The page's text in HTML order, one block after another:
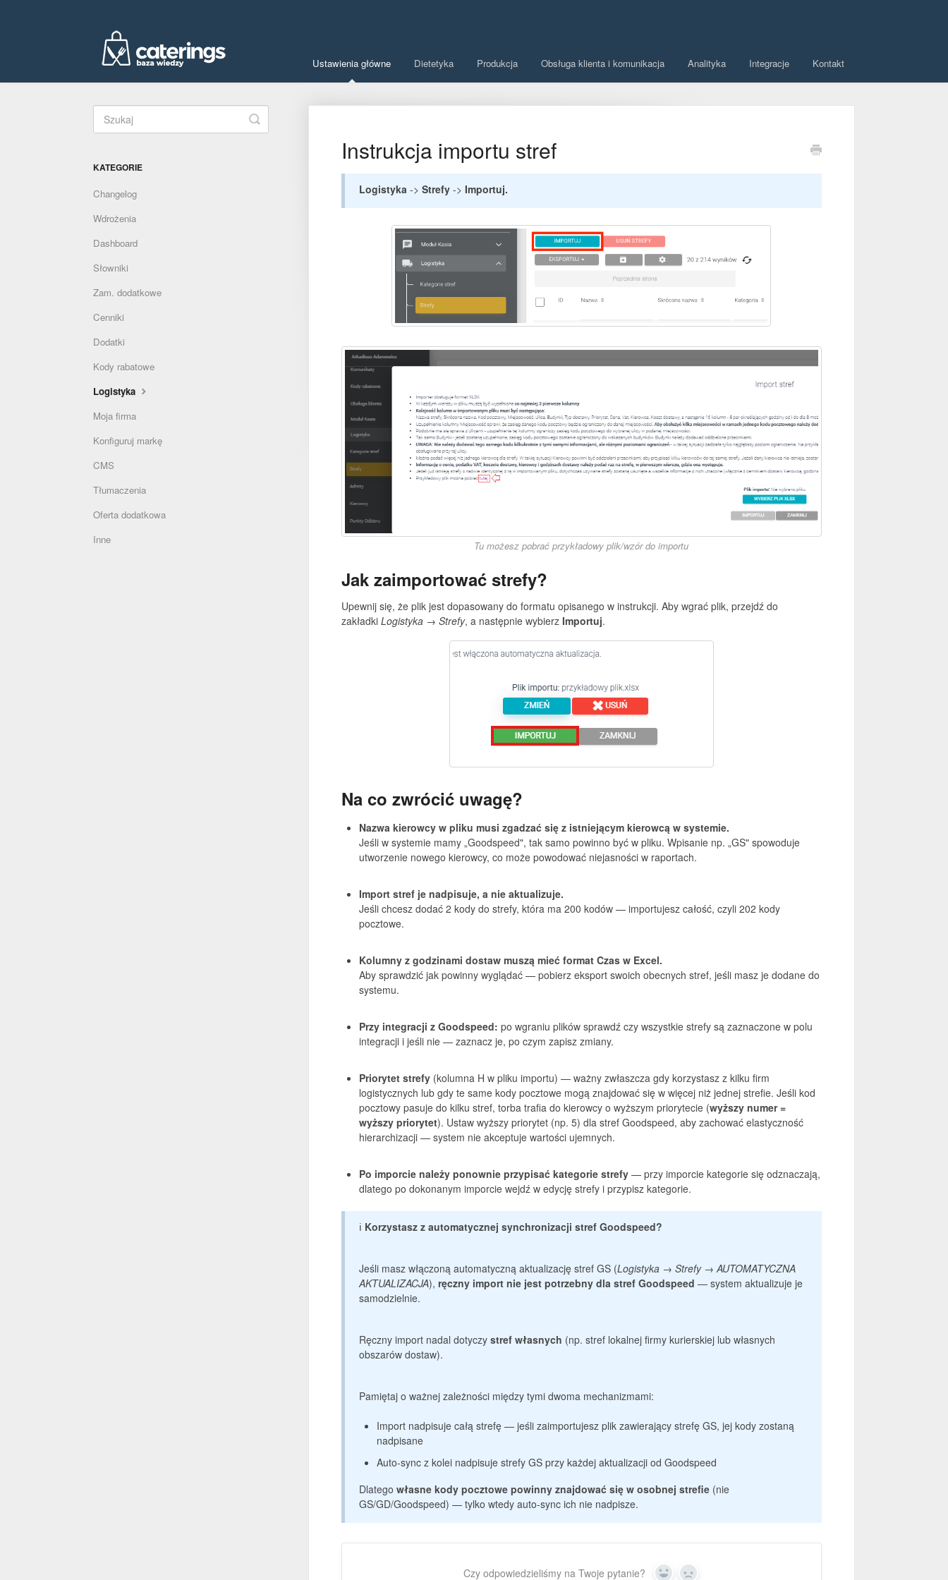
Ustawienia główne Dietetyka Produkcja Obsługa klienta i komunikacja Analityka Integracje Kontakt
Instrukcja importu stref
Logistyka-> Strefy -> Importuj.
Tu możesz pobrać przykładowy plik/wzór do importu
Jak zaimportować strefy?
Upewnij się, że plik jest dopasowany do formatu opisanego w instrukcji. Aby wgrać plik, przejdź do
zakładki Logistyka → Strefy, a następnie wybierz Importuj.
Na co zwrócić uwagę?
Nazwa kierowcy w pliku musi zgadzać się z istniejącym kierowcą w systemie.
Jeśli w systemie mamy „Goodspeed", tak samo powinno być w pliku. Wpisanie np. „GS" spowoduje
utworzenie nowego kierowcy, co może powodować niejasności w raportach.
Import stref je nadpisuje, a nie aktualizuje.
Jeśli chcesz dodać 2 kody do strefy, która ma 200 kodów — importujesz całość, czyli 202 kody
pocztowe.
Kolumny z godzinami dostaw muszą mieć format Czas w Excel.
Aby sprawdzić jak powinny wyglądać — pobierz eksport swoich obecnych stref, jeśli masz je dodane do
systemu.
Przy integracji z Goodspeed: po wgraniu plików sprawdź czy wszystkie strefy są zaznaczone w polu
integracji i jeśli nie — zaznacz je, po czym zapisz zmiany.
Priorytet strefy(kolumna H w pliku importu) — ważny zwłaszcza gdy korzystasz z kilku firm
logistycznych lub gdy te same kody pocztowe mogą znajdować się w więcej niż jednej strefie. Jeśli kod
pocztowy pasuje do kilku stref, torba trafia do kierowcy o wyższym priorytecie (wyższy numer =
wyższy priorytet). Ustaw wyższy priorytet (np. 5) dla stref Goodspeed, aby zachować elastyczność
hierarchizacji — system nie akceptuje wartości ujemnych.
Po imporcie należy ponownie przypisać kategorie strefy— przy imporcie kategorie się odznaczają,
dlatego po dokonanym imporcie wejdź w edycję strefy i przypisz kategorie.
ℹ️ Korzystasz z automatycznej synchronizacji stref Goodspeed?
Jeśli masz włączoną automatyczną aktualizację stref GS (Logistyka → Strefy → AUTOMATYCZNA
AKTUALIZACJA), ręczny import nie jest potrzebny dla stref Goodspeed — system aktualizuje je
samodzielnie.
Ręczny import nadal dotyczy stref własnych (np. stref lokalnej firmy kurierskiej lub własnych
obszarów dostaw).
Pamiętaj o ważnej zależności między tymi dwoma mechanizmami:
Import nadpisuje całą strefę — jeśli zaimportujesz plik zawierający strefę GS, jej kody zostaną
nadpisane
Auto-sync z kolei nadpisuje strefy GS przy każdej aktualizacji od Goodspeed
Dlatego własne kody pocztowe powinny znajdować się w osobnej strefie(nie
GS/GD/Goodspeed) — tylko wtedy auto-sync ich nie nadpisze.
Czy odpowiedzieliśmy na Twoje pytanie?
Toggle
Search
KATEGORIE
Changelog
Wdrożenia
Dashboard
Słowniki
Zam. dodatkowe
Cenniki
Dodatki
Kody rabatowe
Logistyka
Moja firma
Konfiguruj markę
CMS
Tłumaczenia
Oferta dodatkowa
Inne